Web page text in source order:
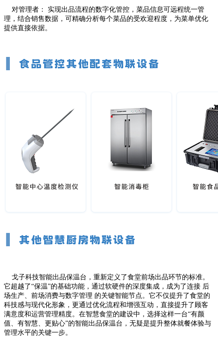
对管理者： 实现出品流程的数字化管控，菜品信息可远程统一管
理，结合销售数据，可精确分析每个菜品的受欢迎程度，为菜单优化
提供直接依据。
戈子科技智能出品保温台，重新定义了食堂前场出品环节的标准。
它超越了“保温”的基础功能，通过软硬件的深度集成，成为了连接 后
场生产、前场消费与数字管理 的关键智能节点。它不仅提升了食堂的
科技感与现代化形象，更通过优化流程和增强互动，直接提升了顾客
满意度和运营管理精度。在智慧食堂的建设中，选择这样一台“有颜
值、有智慧、更贴心”的智能出品保温台，无疑是提升整体就餐体验与
管理水平的关键一步。